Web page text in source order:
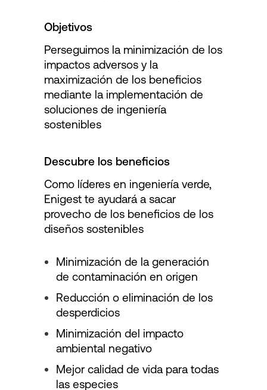
Objetivos
Perseguimos la minimización de los
impactos adversos y la
maximización de los beneficios
mediante la implementación de
soluciones de ingeniería
sostenibles
Descubre los beneficios
Como líderes en ingeniería verde,
Enigest te ayudará a sacar
provecho de los beneficios de los
diseños sostenibles
Minimización de la generación
de contaminación en origen
Reducción o eliminación de los
desperdicios
Minimización del impacto
ambiental negativo
Mejor calidad de vida para todas
las especies